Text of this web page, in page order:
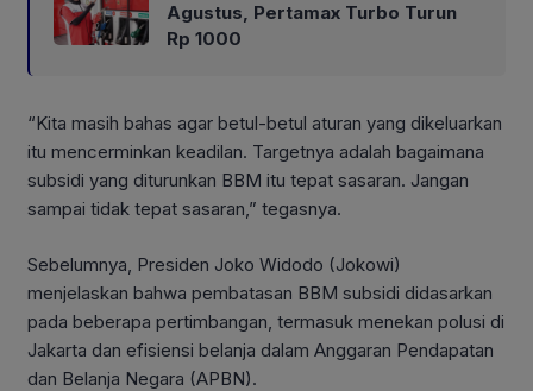
Agustus, Pertamax Turbo Turun
Rp 1000
“Kita masih bahas agar betul-betul aturan yang dikeluarkan
itu mencerminkan keadilan. Targetnya adalah bagaimana
subsidi yang diturunkan BBM itu tepat sasaran. Jangan
sampai tidak tepat sasaran,” tegasnya.
Sebelumnya, Presiden Joko Widodo (Jokowi)
menjelaskan bahwa pembatasan BBM subsidi didasarkan
pada beberapa pertimbangan, termasuk menekan polusi di
Jakarta dan efisiensi belanja dalam Anggaran Pendapatan
dan Belanja Negara (APBN).